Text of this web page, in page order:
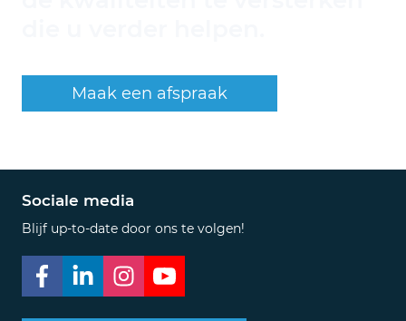
Maak een afspraak
Sociale media
Blijf up-to-date door ons te volgen!